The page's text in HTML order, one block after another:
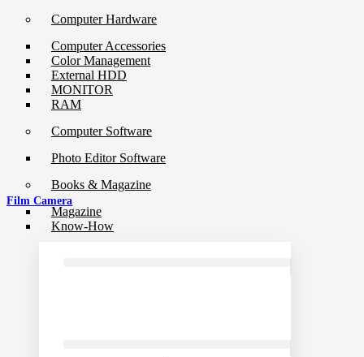
Computer Hardware
Computer Accessories
Color Management
External HDD
MONITOR
RAM
Computer Software
Photo Editor Software
Books & Magazine
Magazine
Know-How
Film Camera